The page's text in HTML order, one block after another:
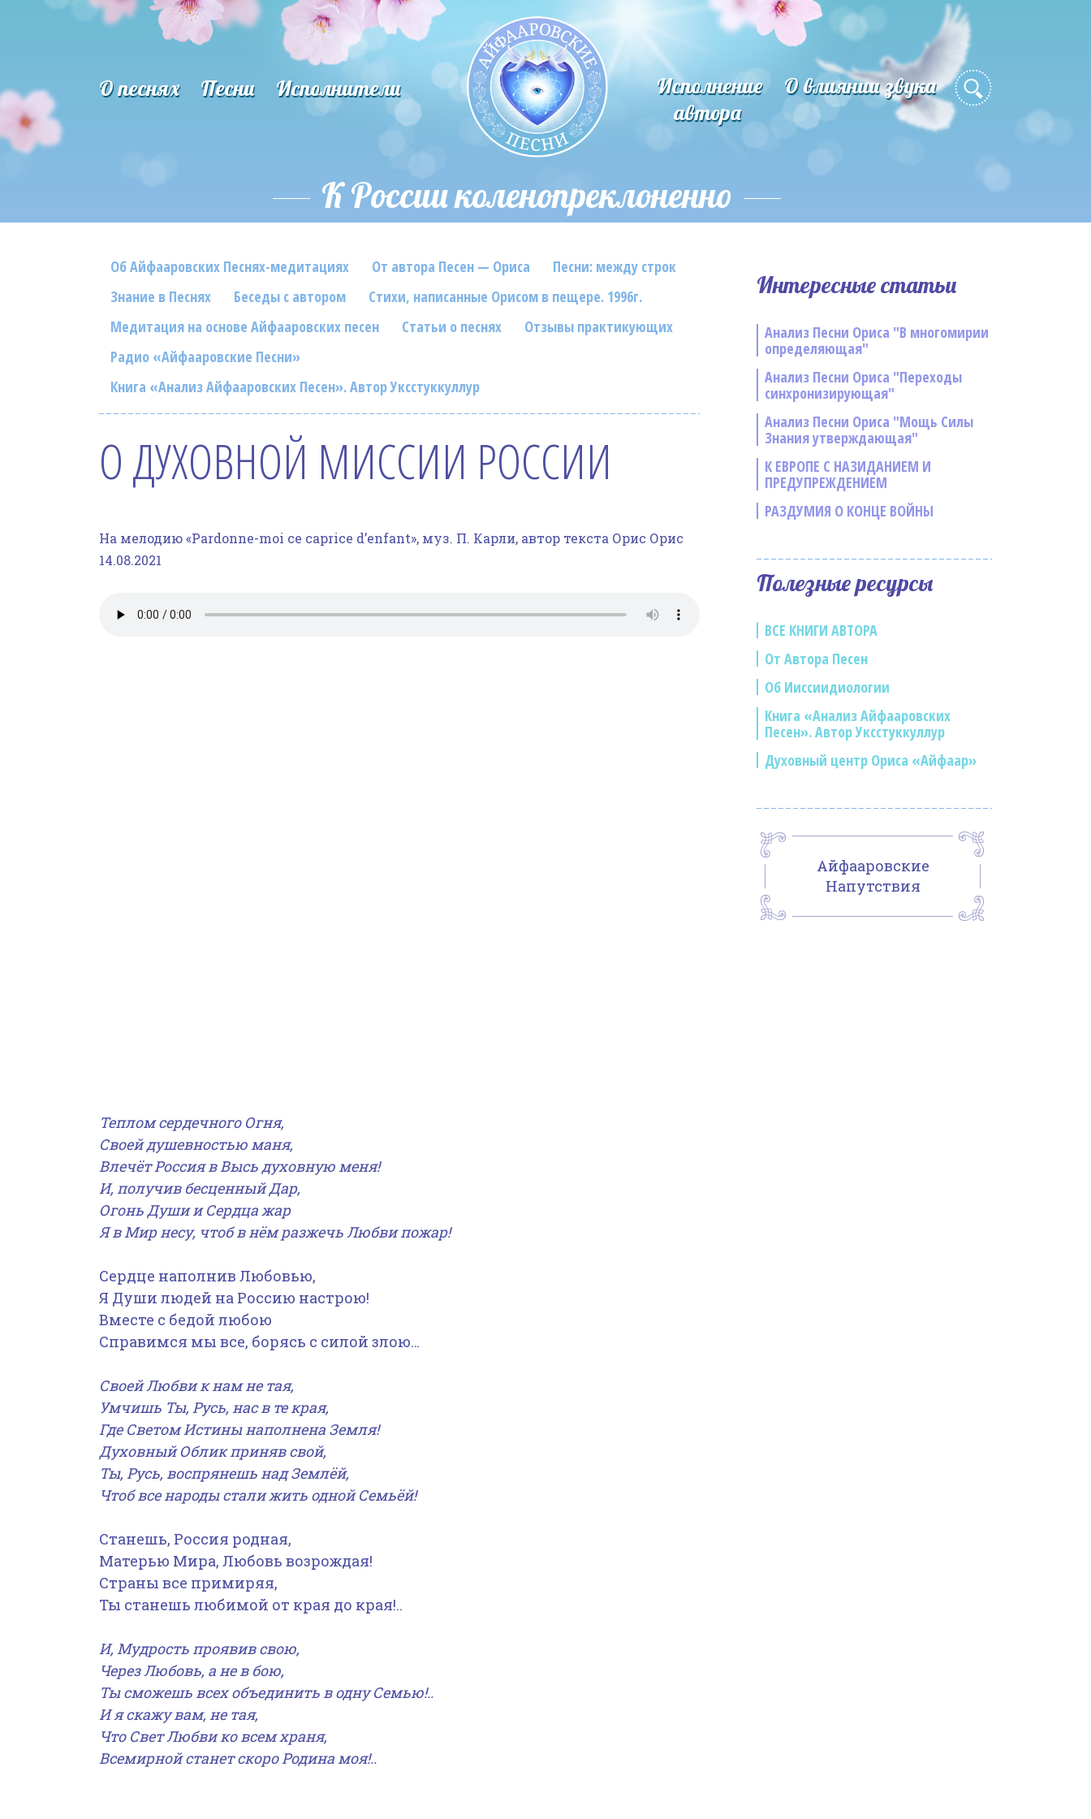
О песнях Песни Исполнители
Исполнение
автора
О влиянии звука
К России коленопреклоненно
Об Айфааровских Песнях-медитациях От автора Песен — Ориса
Песни: между строк
Знание в Песнях
Беседы с автором
Стихи, написанные Орисом в пещере. 1996г.
Медитация на основе Айфааровских песен
Статьи о песнях
Отзывы практикующих
Радио «Айфааровские Песни»
Книга «Анализ Айфааровских Песен». Автор Уксстуккуллур
О ДУХОВНОЙ МИССИИ РОССИИ
На мелодию «Pardonne-moi ce caprice d’enfant», муз. П. Карли, автор текста Орис Орис
14.08.2021
Теплом сердечного Огня,
Своей душевностью маня,
Влечёт Россия в Высь духовную меня!
И, получив бесценный Дар,
Огонь Души и Сердца жар
Я в Мир несу, чтоб в нём разжечь Любви пожар!
Сердце наполнив Любовью,
Я Души людей на Россию настрою!
Вместе с бедой любою
Справимся мы все, борясь с силой злою…
Своей Любви к нам не тая,
Умчишь Ты, Русь, нас в те края,
Где Светом Истины наполнена Земля!
Духовный Облик приняв свой,
Ты, Русь, воспрянешь над Землёй,
Чтоб все народы стали жить одной Семьёй!
Станешь, Россия родная,
Матерью Мира, Любовь возрождая!
Страны все примиряя,
Ты станешь любимой от края до края!..
И, Мудрость проявив свою,
Через Любовь, а не в бою,
Ты сможешь всех объединить в одну Семью!..
И я скажу вам, не тая,
Что Свет Любви ко всем храня,
Всемирной станет скоро Родина моя!..
Интересные статьи
Анализ Песни Ориса "В многомирии
определяющая"
Анализ Песни Ориса "Переходы
синхронизирующая"
Анализ Песни Ориса "Мощь Силы
Знания утверждающая"
К ЕВРОПЕ С НАЗИДАНИЕМ И
ПРЕДУПРЕЖДЕНИЕМ
РАЗДУМИЯ О КОНЦЕ ВОЙНЫ
Полезные ресурсы
ВСЕ КНИГИ АВТОРА
От Автора Песен
Об Ииссиидиологии
Книга «Анализ Айфааровских
Песен». Автор Уксстуккуллур
Духовный центр Ориса «Айфаар»
Айфааровские
Напутствия